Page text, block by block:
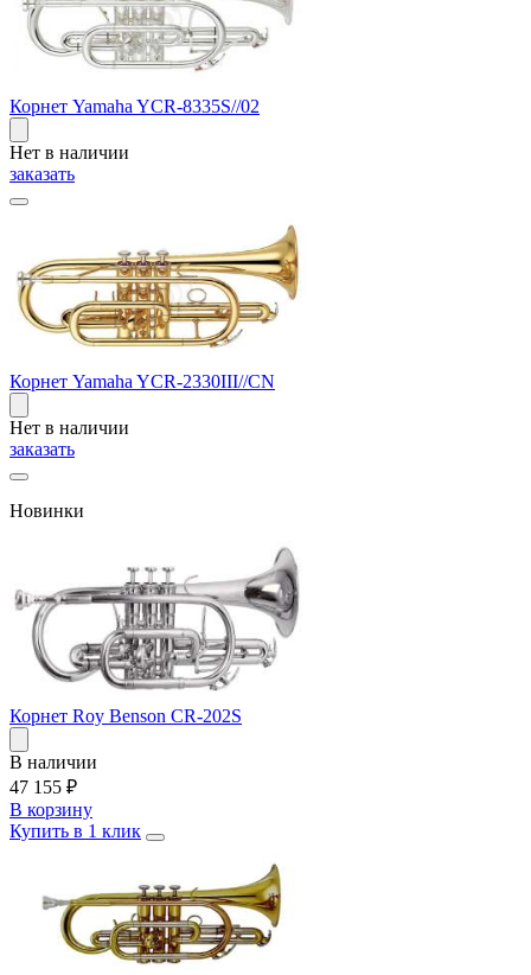
Корнет Yamaha YCR-8335S//02
Нет в наличии
заказать
Корнет Yamaha YCR-2330III//CN
Нет в наличии
заказать
Новинки
Корнет Roy Benson CR-202S
В наличии
47 155 ₽
В корзину
Купить в 1 клик